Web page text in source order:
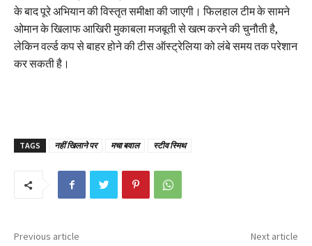
के बाद पूरे अभियान की विस्तृत समीक्षा की जाएगी। फिलहाल टीम के सामने
ओमान के खिलाफ आखिरी मुकाबला मजबूती से खत्म करने की चुनौती है,
लेकिन वर्ल्ड कप से बाहर होने की टीस ऑस्ट्रेलिया को लंबे समय तक परेशान
कर सकती है।
TAGS नहीं खिलाने पर मचा बवाल स्टीव स्मिथ
Previous article Next article